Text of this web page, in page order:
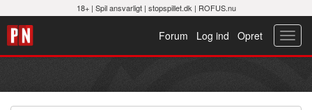
18+ | Spil ansvarligt| stopspillet.dk | ROFUS.nu
Opret
Log ind
Forum